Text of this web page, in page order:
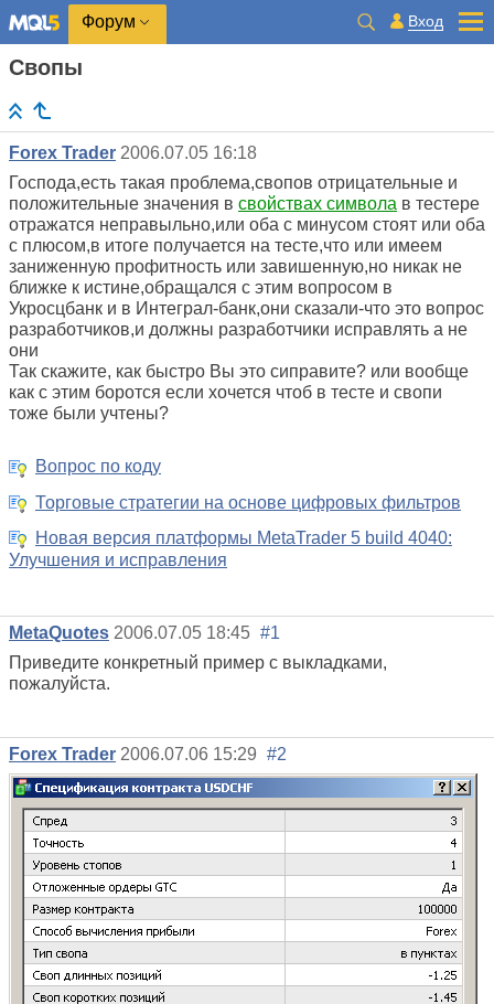
Форум Вход
Свопы
Forex Trader 2006.07.05 16:18
Господа,есть такая проблема,свопов отрицательные и
положительные значения в свойствах символа в тестере
отражатся неправыльно,или оба с минусом стоят или оба
с плюсом,в итоге получается на тесте,что или имеем
заниженную профитность или завишенную,но никак не
ближке к истине,обращался с этим вопросом в
Укросцбанк и в Интеграл-банк,они сказали-что это вопрос
разработчиков,и должны разработчики исправлять а не
они
Так скажите, как быстро Вы это сиправите? или вообще
как с этим боротся если хочется чтоб в тесте и свопи
тоже были учтены?
Вопрос по коду
Торговые стратегии на основе цифровых фильтров
Новая версия платформы MetaTrader 5 build 4040:
Улучшения и исправления
MetaQuotes 2006.07.05 18:45 #1
Приведите конкретный пример с выкладками,
пожалуйста.
Forex Trader 2006.07.06 15:29 #2